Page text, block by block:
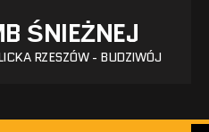
ŚNIEŻNEJ
RZESZÓW - BUDZIWÓJ